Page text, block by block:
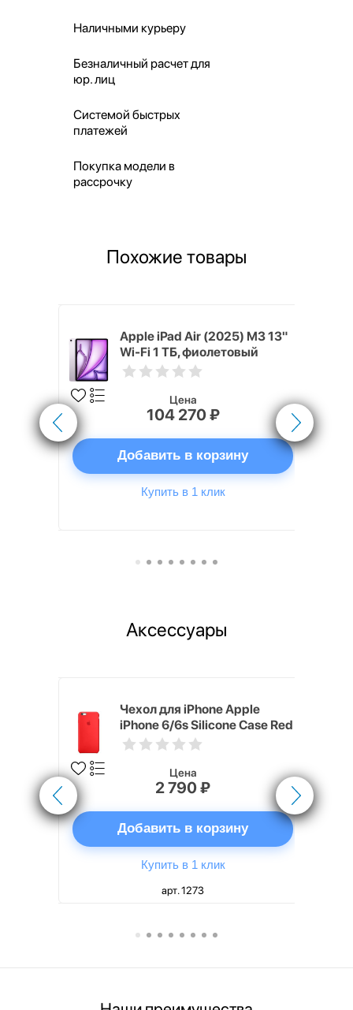
Наличными курьеру
Безналичный расчет для
юр. лиц
Системой быстрых
платежей
Покупка модели в
рассрочку
Похожие товары
Apple iPad Air (2025) M3 13"
Wi-Fi 1 ТБ, фиолетовый
Цена
104 270 ₽
Добавить в корзину
Купить в 1 клик
Аксессуары
Чехол для iPhone Apple
iPhone 6/6s Silicone Case Red
Цена
2 790 ₽
Добавить в корзину
Купить в 1 клик
арт. 1273